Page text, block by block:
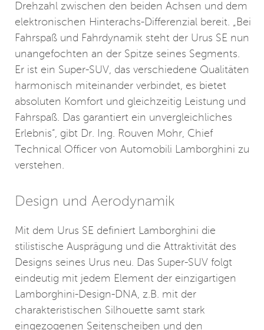
Drehzahl zwischen den beiden Achsen und dem
elektronischen Hinterachs-Differenzial bereit. „Bei
Fahrspaß und Fahrdynamik steht der Urus SE nun
unangefochten an der Spitze seines Segments.
Er ist ein Super-SUV, das verschiedene Qualitäten
harmonisch miteinander verbindet, es bietet
absoluten Komfort und gleichzeitig Leistung und
Fahrspaß. Das garantiert ein unvergleichliches
Erlebnis“, gibt Dr. Ing. Rouven Mohr, Chief
Technical Officer von Automobili Lamborghini zu
verstehen.
Design und Aerodynamik
Mit dem Urus SE definiert Lamborghini die
stilistische Ausprägung und die Attraktivität des
Designs seines Urus neu. Das Super-SUV folgt
eindeutig mit jedem Element der einzigartigen
Lamborghini-Design-DNA, z.B. mit der
charakteristischen Silhouette samt stark
eingezogenen Seitenscheiben und den